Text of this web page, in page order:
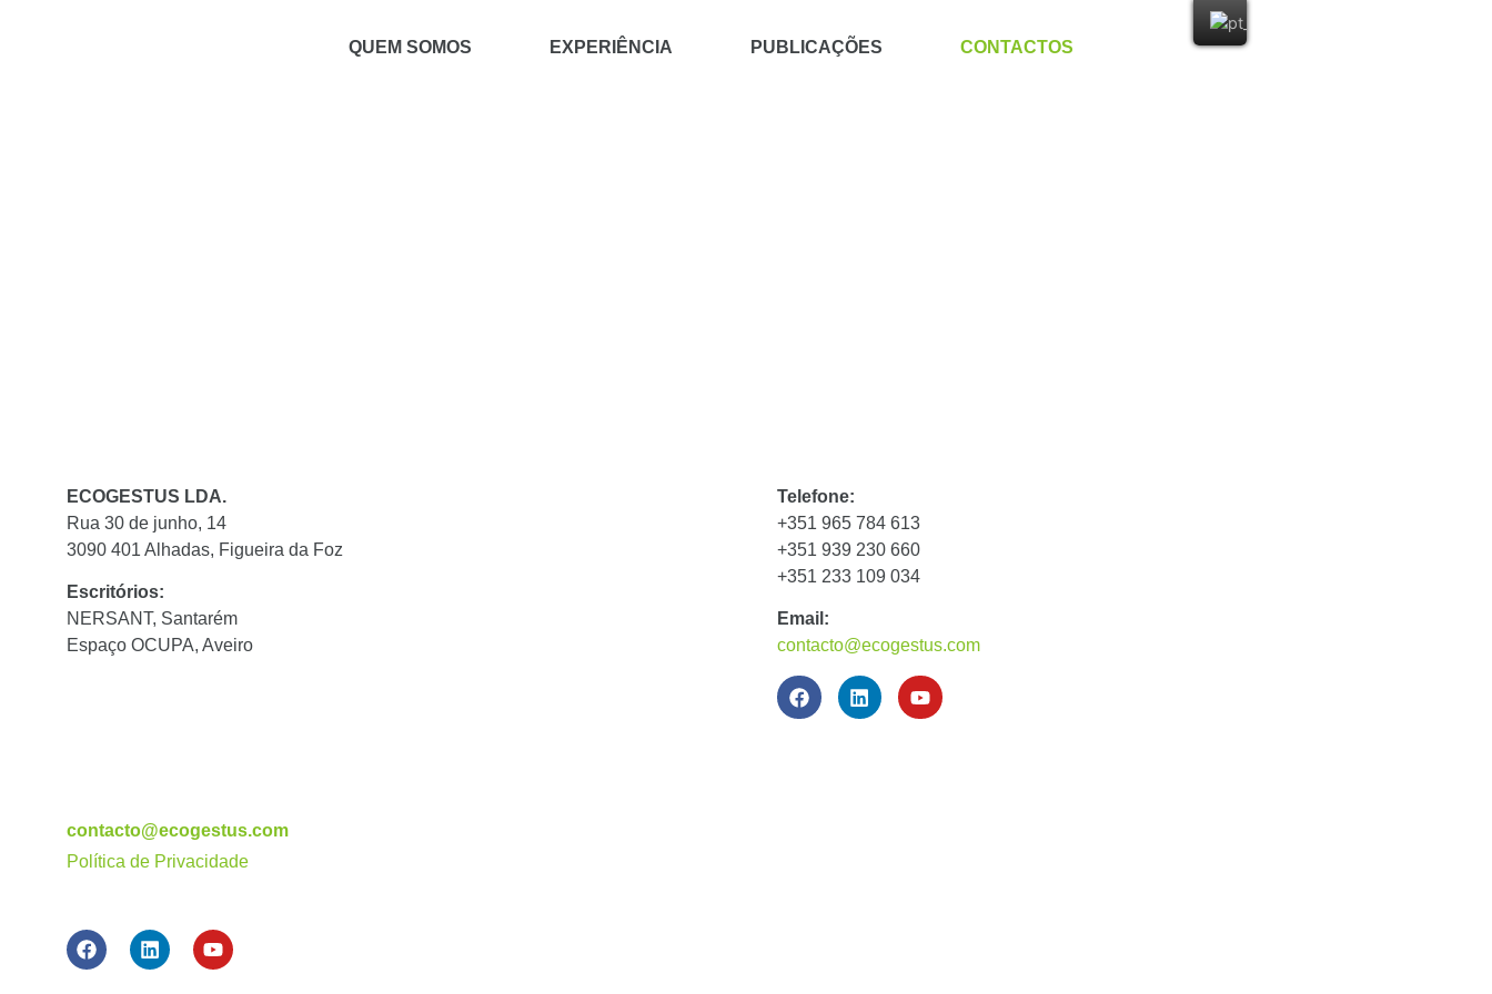
QUEM SOMOS EXPERIÊNCIA PUBLICAÇÕES CONTACTOS
ECOGESTUS LDA.
Rua 30 de junho, 14
3090 401 Alhadas, Figueira da Foz
Escritórios:
NERSANT, Santarém
Espaço OCUPA, Aveiro
Telefone:
+351 965 784 613
+351 939 230 660
+351 233 109 034
Email:
contacto@ecogestus.com
contacto@ecogestus.com
Política de Privacidade